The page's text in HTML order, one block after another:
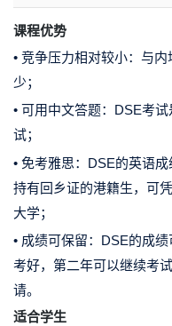
课程优势
• 竞争压力相对较小： 与内
少；
• 可用中文答题：
DSE考
试；
• 免考雅思： DSE的英语成
持有回乡证的港籍生，可
大学；
• 成绩可保留： DSE的成绩
考好，第二年可以继续考
请。
适合学生